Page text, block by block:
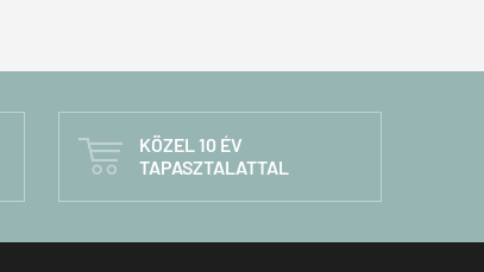

KÖZEL 10 ÉV
TAPASZTALATTAL